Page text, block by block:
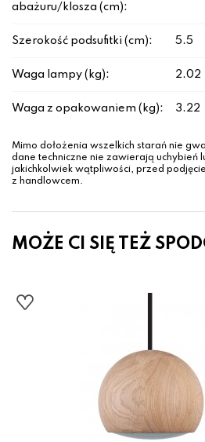
abażuru/klosza (cm):
Szerokość podsufitki (cm): 5.5
Waga lampy (kg): 2.02
Waga z opakowaniem (kg): 3.22
Mimo dołożenia wszelkich starań nie
dane techniczne nie zawierają uchybień
jakichkolwiek wątpliwości, przed
z handlowcem.
MOŻE CI SIĘ TEŻ